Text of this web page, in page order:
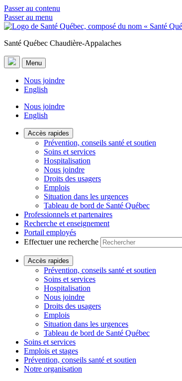
Passer au contenu
Passer au menu
Santé Québec Chaudière-Appalaches
Menu
Nous joindre
English
Nous joindre
English
Accès rapides
Prévention, conseils santé et soutien
Soins et services
Hospitalisation
Nous joindre
Droits des usagers
Emplois
Situation dans les urgences
Tableau de bord de Santé Québec
Professionnels et partenaires
Recherche et enseignement
Portail employés
Effectuer une recherche
Accès rapides
Prévention, conseils santé et soutien
Soins et services
Hospitalisation
Nous joindre
Droits des usagers
Emplois
Situation dans les urgences
Tableau de bord de Santé Québec
Soins et services
Emplois et stages
Prévention, conseils santé et soutien
Notre organisation